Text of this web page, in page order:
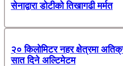
सेनाद्वारा डोटीको तिखागढी मर्मत
२० किलोमिटर नहर क्षेत्रमा
सात दिने अल्टिमेटम